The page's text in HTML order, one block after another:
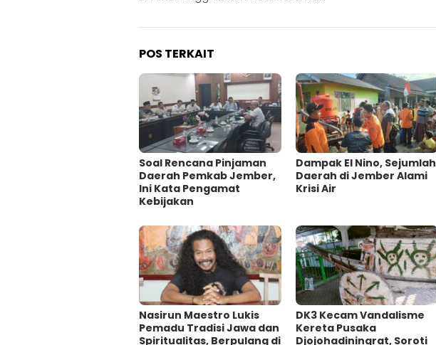
POS TERKAIT
‎Soal Rencana Pinjaman
Daerah Pemkab Jember,
Ini Kata Pengamat
Kebijakan ‎
Dampak El Nino, Sejumlah
Daerah di Jember Alami
Krisi Air
‎Nasirun Maestro Lukis
Pemadu Tradisi Jawa dan
Spiritualitas, Berpulang di
DK3 Kecam Vandalisme
Kereta Pusaka
Djojohadiningrat, Soroti